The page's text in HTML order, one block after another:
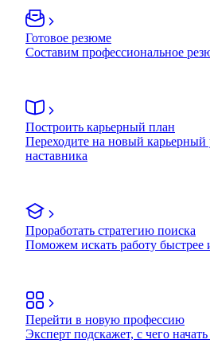
Готовое резюме
Составим профессиональное
Построить карьерный план
Переходите на новый
наставника
Проработать стратегию поиска
Поможем искать работу быстрее
Перейти в новую профессию
Эксперт подскажет, с чего